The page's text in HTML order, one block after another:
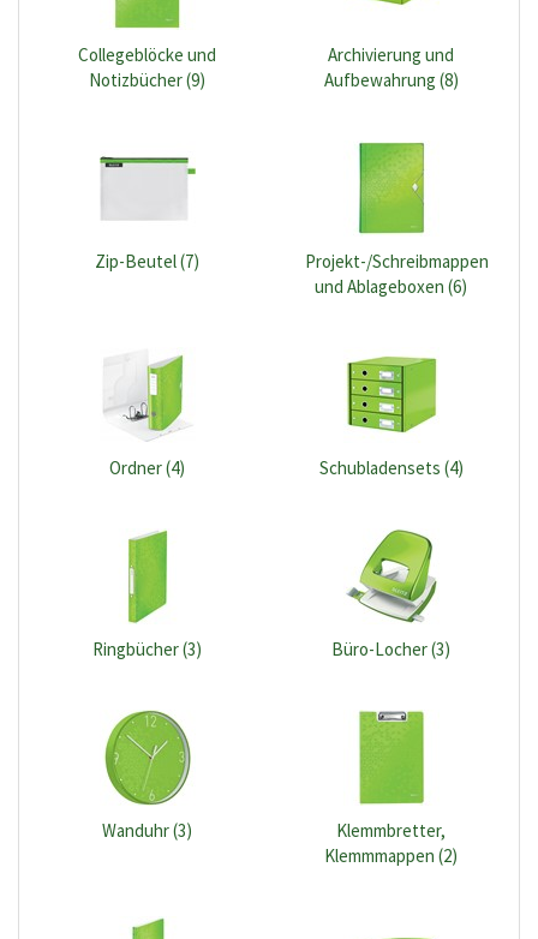
Collegeblöcke und
Notizbücher (9)
Archivierung und
Aufbewahrung (8)
Zip-Beutel (7)
Projekt-/Schreibmappen
und Ablageboxen (6)
Ordner (4) Schubladensets (4)
Ringbücher (3) Büro-Locher (3)
Wanduhr (3)
Klemmbretter,
Klemmmappen (2)